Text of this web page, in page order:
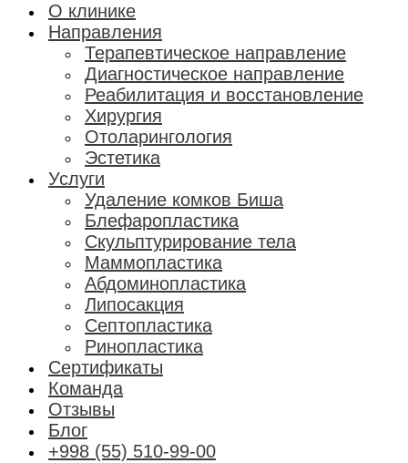
О клинике
Направления
Терапевтическое направление
Диагностическое направление
Реабилитация и восстановление
Хирургия
Отоларингология
Эстетика
Услуги
Удаление комков Биша
Блефаропластика
Скульптурирование тела
Маммопластика
Абдоминопластика
Липосакция
Септопластика
Ринопластика
Сертификаты
Команда
Отзывы
Блог
+998 (55) 510-99-00